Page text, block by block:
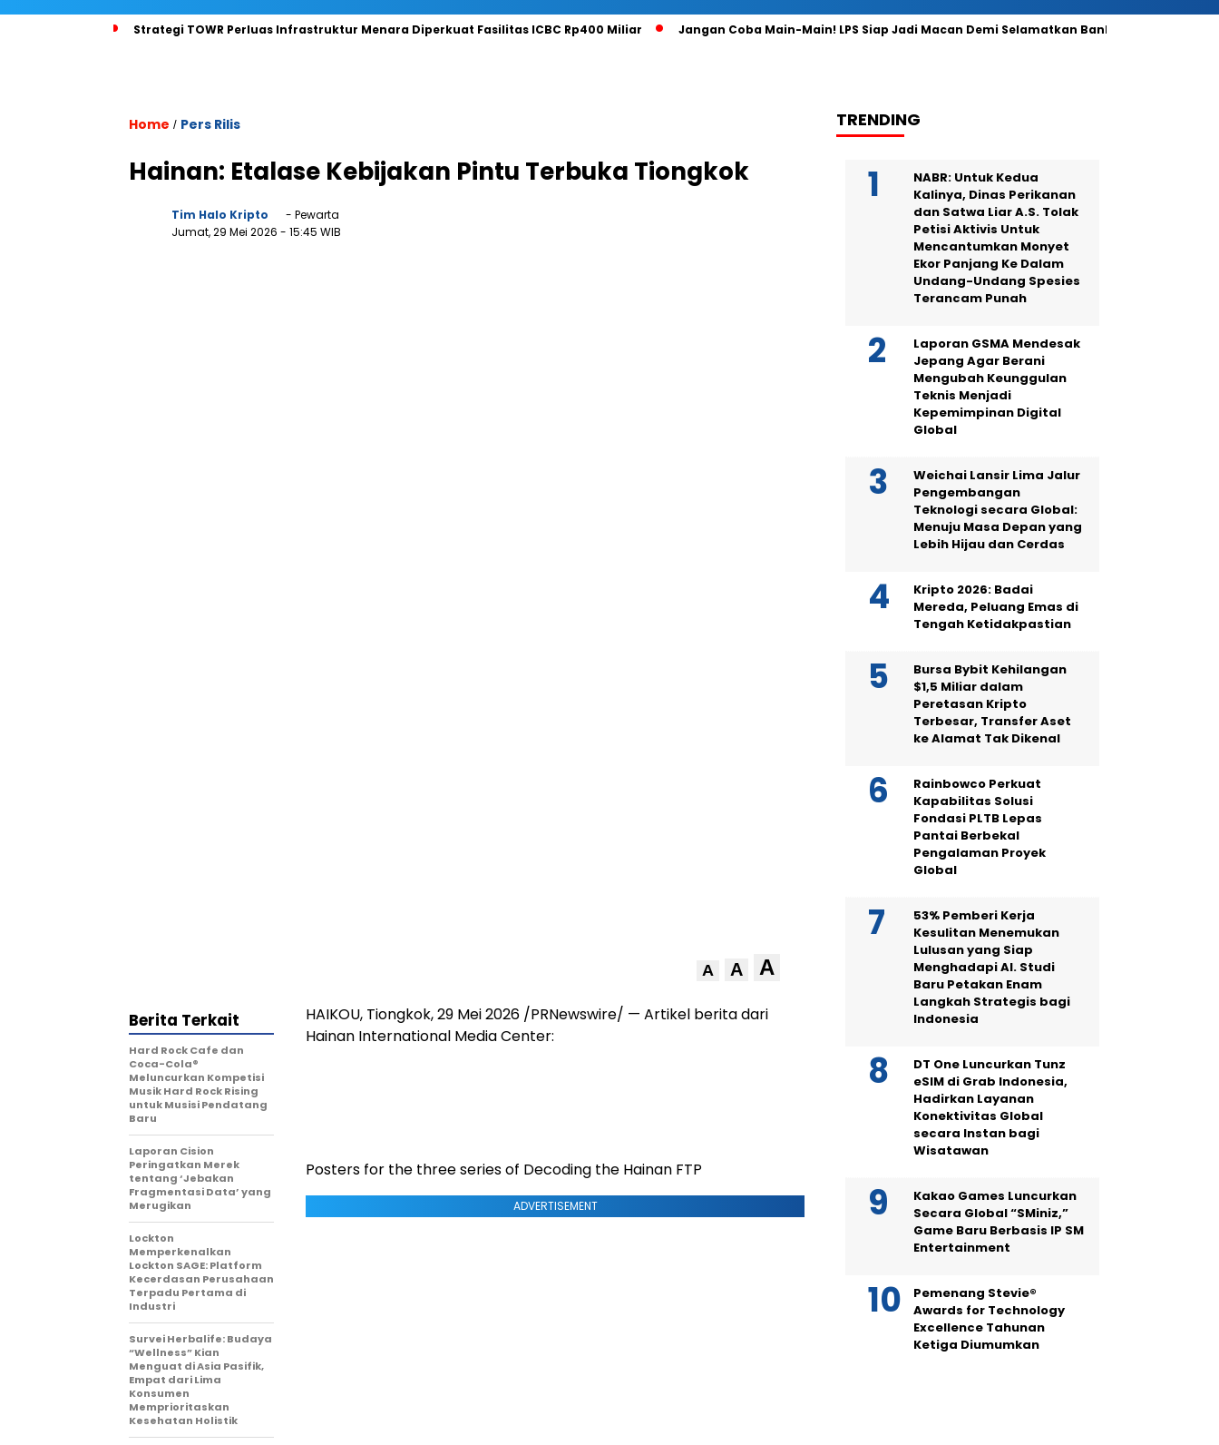
Strategi TOWR Perluas Infrastruktur Menara Diperkuat Fasilitas ICBC Rp400 Miliar Jangan Coba Main-Main! LPS Siap Jadi Macan Demi Selamatkan Bank
Home / Pers Rilis
Hainan: Etalase Kebijakan Pintu Terbuka Tiongkok
Tim Halo Kripto
- Pewarta
Jumat, 29 Mei 2026 - 15:45 WIB
A A A
HAIKOU, Tiongkok, 29 Mei 2026 /PRNewswire/ — Artikel berita dari
Hainan International Media Center:
Posters for the three series of Decoding the Hainan FTP
ADVERTISEMENT
Berita Terkait
Hard Rock Cafe dan
Coca-Cola®
Meluncurkan Kompetisi
Musik Hard Rock Rising
untuk Musisi Pendatang
Baru
Laporan Cision
Peringatkan Merek
tentang ‘Jebakan
Fragmentasi Data’ yang
Merugikan
Lockton
Memperkenalkan
Lockton SAGE: Platform
Kecerdasan Perusahaan
Terpadu Pertama di
Industri
Survei Herbalife: Budaya
“Wellness” Kian
Menguat di Asia Pasifik,
Empat dari Lima
Konsumen
Memprioritaskan
Kesehatan Holistik
TRENDING
NABR: Untuk Kedua
Kalinya, Dinas Perikanan
dan Satwa Liar A.S. Tolak
Petisi Aktivis Untuk
Mencantumkan Monyet
Ekor Panjang Ke Dalam
Undang-Undang Spesies
Terancam Punah
Laporan GSMA Mendesak
Jepang Agar Berani
Mengubah Keunggulan
Teknis Menjadi
Kepemimpinan Digital
Global
Weichai Lansir Lima Jalur
Pengembangan
Teknologi secara Global:
Menuju Masa Depan yang
Lebih Hijau dan Cerdas
Kripto 2026: Badai
Mereda, Peluang Emas di
Tengah Ketidakpastian
Bursa Bybit Kehilangan
$1,5 Miliar dalam
Peretasan Kripto
Terbesar, Transfer Aset
ke Alamat Tak Dikenal
Rainbowco Perkuat
Kapabilitas Solusi
Fondasi PLTB Lepas
Pantai Berbekal
Pengalaman Proyek
Global
53% Pemberi Kerja
Kesulitan Menemukan
Lulusan yang Siap
Menghadapi AI. Studi
Baru Petakan Enam
Langkah Strategis bagi
Indonesia
DT One Luncurkan Tunz
eSIM di Grab Indonesia,
Hadirkan Layanan
Konektivitas Global
secara Instan bagi
Wisatawan
Kakao Games Luncurkan
Secara Global “SMiniz,”
Game Baru Berbasis IP SM
Entertainment
Pemenang Stevie®
Awards for Technology
Excellence Tahunan
Ketiga Diumumkan